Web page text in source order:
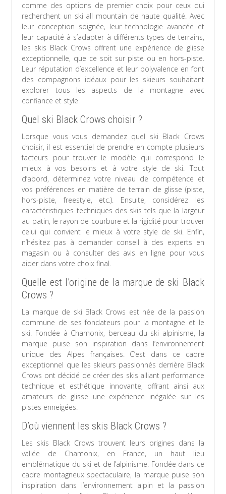
comme des options de premier choix pour ceux qui
recherchent un ski all mountain de haute qualité. Avec
leur conception soignée, leur technologie avancée et
leur capacité à s’adapter à différents types de terrains,
les skis Black Crows offrent une expérience de glisse
exceptionnelle, que ce soit sur piste ou en hors-piste.
Leur réputation d’excellence et leur polyvalence en font
des compagnons idéaux pour les skieurs souhaitant
explorer tous les aspects de la montagne avec
confiance et style.
Quel ski Black Crows choisir ?
Lorsque vous vous demandez quel ski Black Crows
choisir, il est essentiel de prendre en compte plusieurs
facteurs pour trouver le modèle qui correspond le
mieux à vos besoins et à votre style de ski. Tout
d’abord, déterminez votre niveau de compétence et
vos préférences en matière de terrain de glisse (piste,
hors-piste, freestyle, etc.). Ensuite, considérez les
caractéristiques techniques des skis tels que la largeur
au patin, le rayon de courbure et la rigidité pour trouver
celui qui convient le mieux à votre style de ski. Enfin,
n’hésitez pas à demander conseil à des experts en
magasin ou à consulter des avis en ligne pour vous
aider dans votre choix final.
Quelle est l’origine de la marque de ski Black
Crows ?
La marque de ski Black Crows est née de la passion
commune de ses fondateurs pour la montagne et le
ski. Fondée à Chamonix, berceau du ski alpinisme, la
marque puise son inspiration dans l’environnement
unique des Alpes françaises. C’est dans ce cadre
exceptionnel que les skieurs passionnés derrière Black
Crows ont décidé de créer des skis alliant performance
technique et esthétique innovante, offrant ainsi aux
amateurs de glisse une expérience inégalée sur les
pistes enneigées.
D’où viennent les skis Black Crows ?
Les skis Black Crows trouvent leurs origines dans la
vallée de Chamonix, en France, un haut lieu
emblématique du ski et de l’alpinisme. Fondée dans ce
cadre montagneux spectaculaire, la marque puise son
inspiration dans l’environnement alpin et la passion